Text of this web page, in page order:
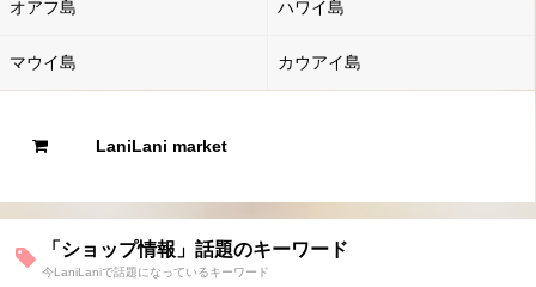
オアフ島 ハワイ島
マウイ島 カウアイ島
LaniLani market
「ショップ情報」話題のキーワード
今LaniLaniで話題になっているキーワード